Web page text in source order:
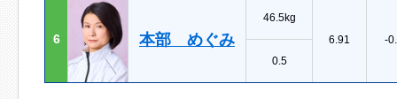
6 本部 めぐみ
46.5kg
6.91
-
0.5